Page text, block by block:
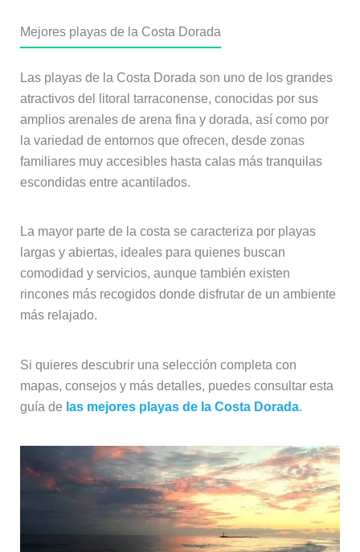
Mejores playas de la Costa Dorada
Las playas de la Costa Dorada son uno de los grandes
atractivos del litoral tarraconense, conocidas por sus
amplios arenales de arena fina y dorada, así como por
la variedad de entornos que ofrecen, desde zonas
familiares muy accesibles hasta calas más tranquilas
escondidas entre acantilados.
La mayor parte de la costa se caracteriza por playas
largas y abiertas, ideales para quienes buscan
comodidad y servicios, aunque también existen
rincones más recogidos donde disfrutar de un ambiente
más relajado.
Si quieres descubrir una selección completa con
mapas, consejos y más detalles, puedes consultar esta
guía de las mejores playas de la Costa Dorada.